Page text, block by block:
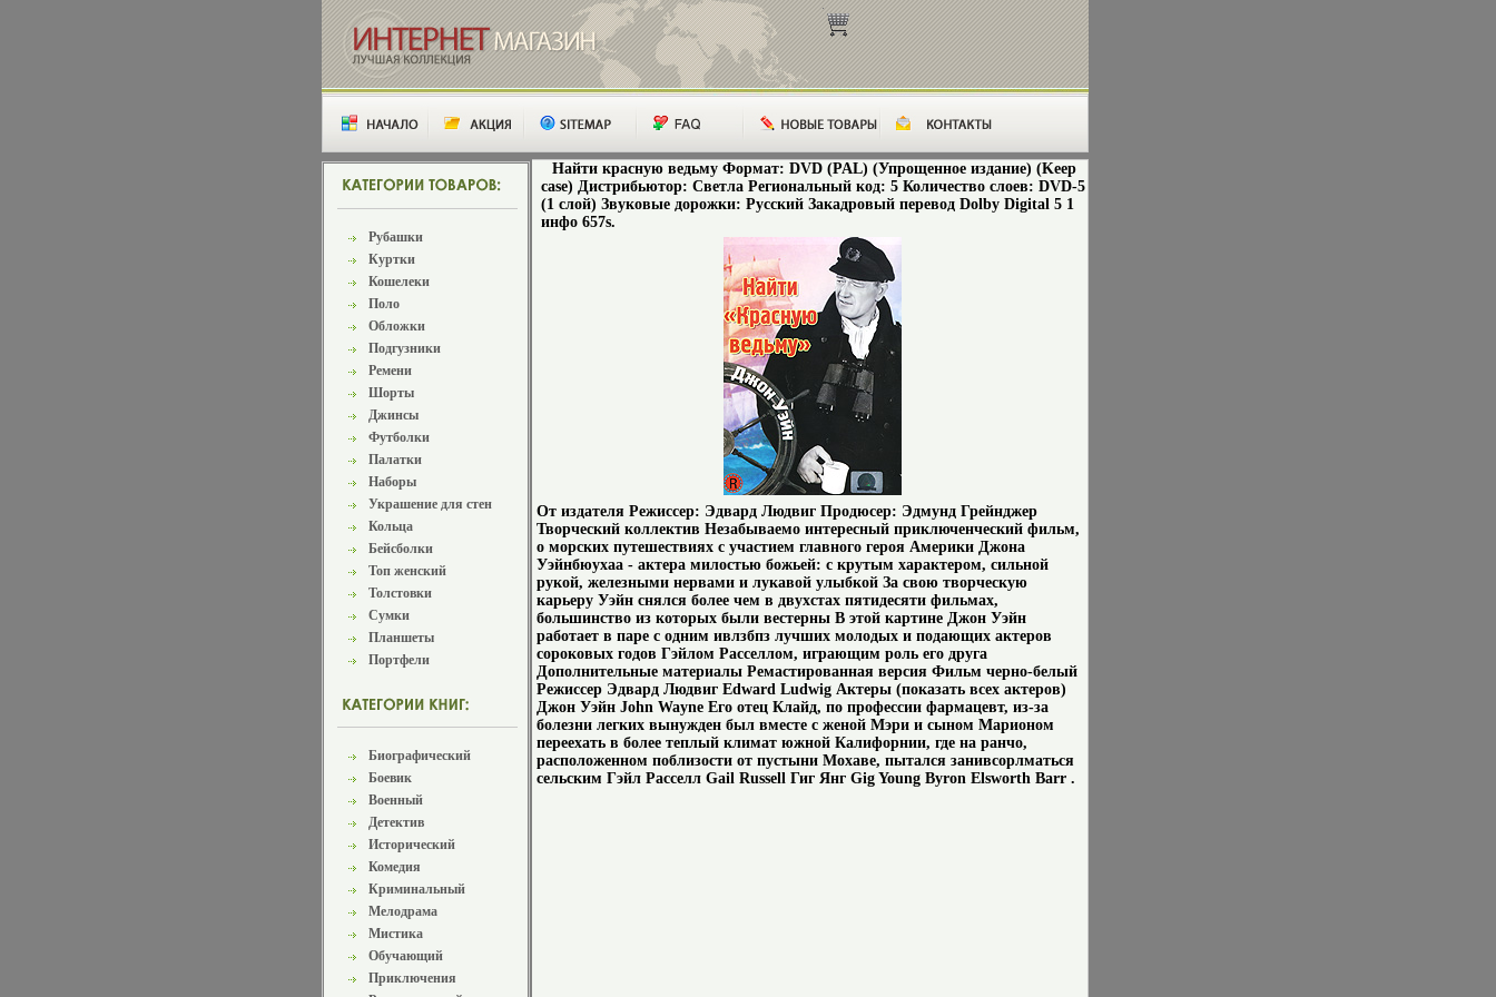
Рубашки
Куртки
Кошелеки
Поло
Обложки
Подгузники
Ремени
Шорты
Джинсы
Футболки
Палатки
Наборы
Украшение для стен
Кольца
Бейсболки
Топ женский
Толстовки
Сумки
Планшеты
Портфели
Биографический
Боевик
Военный
Детектив
Исторический
Комедия
Криминальный
Мелодрама
Мистика
Обучающий
Приключения
Найти красную ведьму Формат: DVD (PAL) (Упрощенное издание) (Keep
case) Дистрибьютор: Светла Региональный код: 5 Количество слоев: DVD-5
(1 слой) Звуковые дорожки: Русский Закадровый перевод Dolby Digital 5 1
инфо 657s.
От издателя Режиссер: Эдвард Людвиг Продюсер: Эдмунд Грейнджер
Творческий коллектив Незабываемо интересный приключенческий фильм,
о морских путешествиях с участием главного героя Америки Джона
Уэйнбюухаа - актера милостью божьей: с крутым характером, сильной
рукой, железными нервами и лукавой улыбкой За свою творческую
карьеру Уэйн снялся более чем в двухстах пятидесяти фильмах,
большинство из которых были вестерны В этой картине Джон Уэйн
работает в паре с одним ивлзбпз лучших молодых и подающих актеров
сороковых годов Гэйлом Расселлом, играющим роль его друга
Дополнительные материалы Ремастированная версия Фильм черно-белый
Режиссер Эдвард Людвиг Edward Ludwig Актеры (показать всех актеров)
Джон Уэйн John Wayne Его отец Клайд, по профессии фармацевт, из-за
болезни легких вынужден был вместе с женой Мэри и сыном Марионом
переехать в более теплый климат южной Калифорнии, где на ранчо,
расположенном поблизости от пустыни Мохаве, пытался занивсорлматься
сельским Гэйл Расселл Gail Russell Гиг Янг Gig Young Byron Elsworth Barr .